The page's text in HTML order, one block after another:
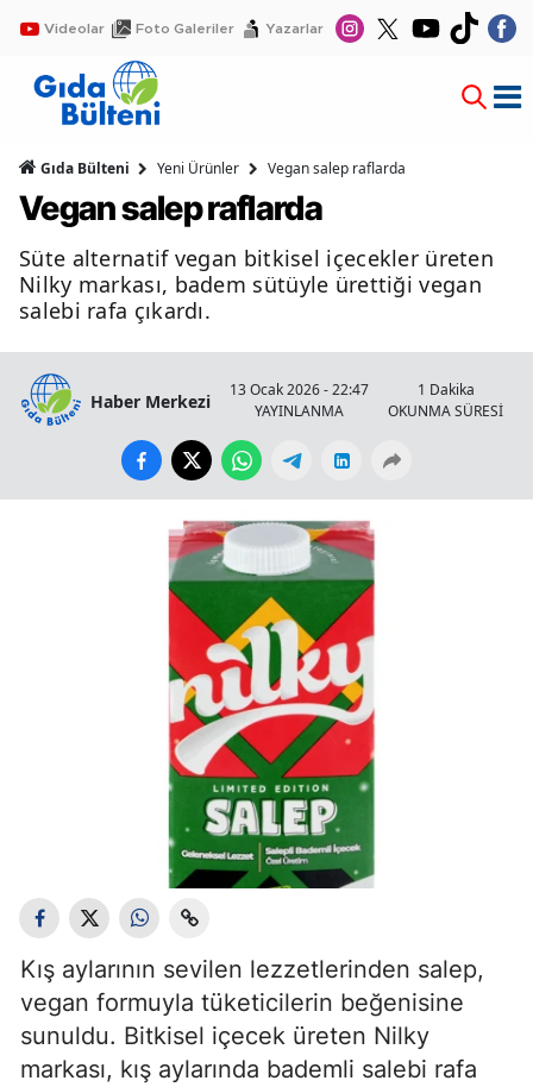
Videolar Foto Galeriler Yazarlar
Gıda Bülteni Yeni Ürünler Vegan salep raflarda
Vegan salep raflarda
Süte alternatif vegan bitkisel içecekler üreten
Nilky markası, badem sütüyle ürettiği vegan
salebi rafa çıkardı.
Haber Merkezi
13 Ocak 2026 - 22:47
YAYINLANMA
1 Dakika
OKUNMA SÜRESİ
Kış aylarının sevilen lezzetlerinden salep,
vegan formuyla tüketicilerin beğenisine
sunuldu. Bitkisel içecek üreten Nilky
markası, kış aylarında bademli salebi rafa